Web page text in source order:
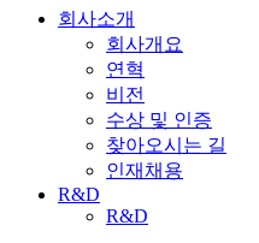
회사소개
회사개요
연혁
비전
수상 및 인증
찾아오시는 길
인재채용
R&D
R&D